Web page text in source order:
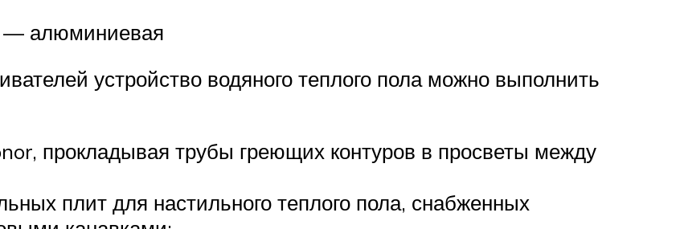
— алюминиевая
устройство водяного теплого пола можно выполнить
прокладывая трубы греющих контуров в просветы между
плит для настильного теплого пола, снабженных